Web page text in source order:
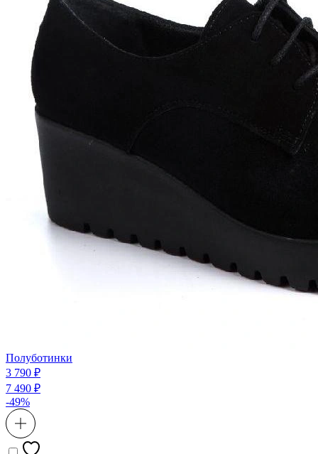
Полуботинки
3 790 ₽
7 490 ₽
-49%